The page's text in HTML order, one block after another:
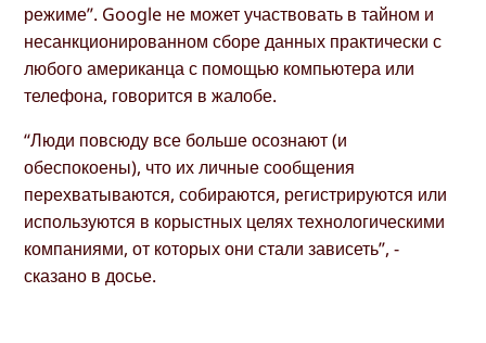
режиме”. Google не может участвовать в тайном и
несанкционированном сборе данных практически с
любого американца с помощью компьютера или
телефона, говорится в жалобе.
“Люди повсюду все больше осознают (и
обеспокоены), что их личные сообщения
перехватываются, собираются, регистрируются или
используются в корыстных целях технологическими
компаниями, от которых они стали зависеть”, -
сказано в досье.